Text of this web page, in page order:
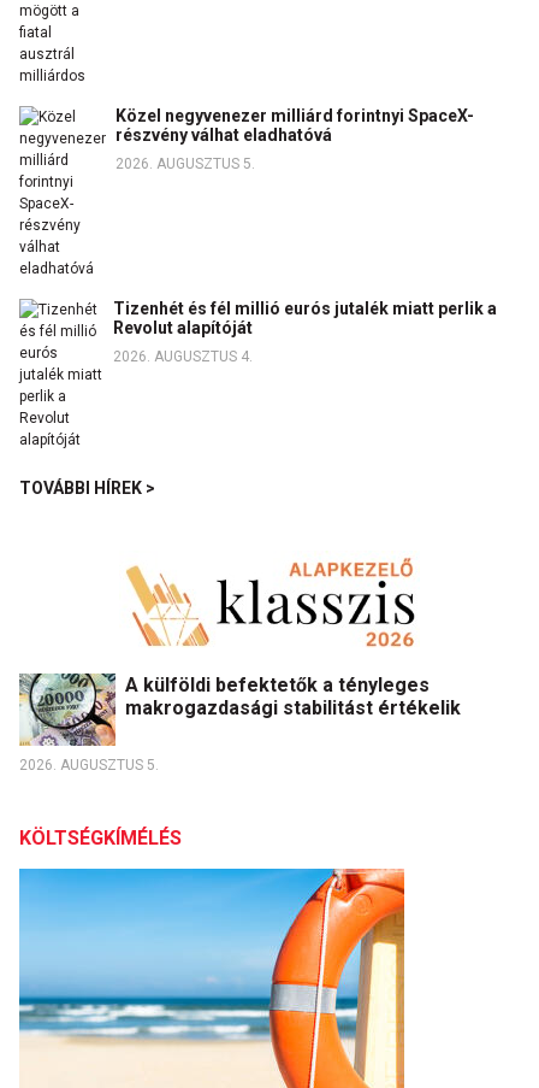
Közel negyvenezer milliárd forintnyi SpaceX-
részvény válhat eladhatóvá
2026. AUGUSZTUS 5.
Tizenhét és fél millió eurós jutalék miatt perlik a
Revolut alapítóját
2026. AUGUSZTUS 4.
TOVÁBBI HÍREK >
A külföldi befektetők a tényleges
makrogazdasági stabilitást értékelik
2026. AUGUSZTUS 5.
KÖLTSÉGKÍMÉLÉS